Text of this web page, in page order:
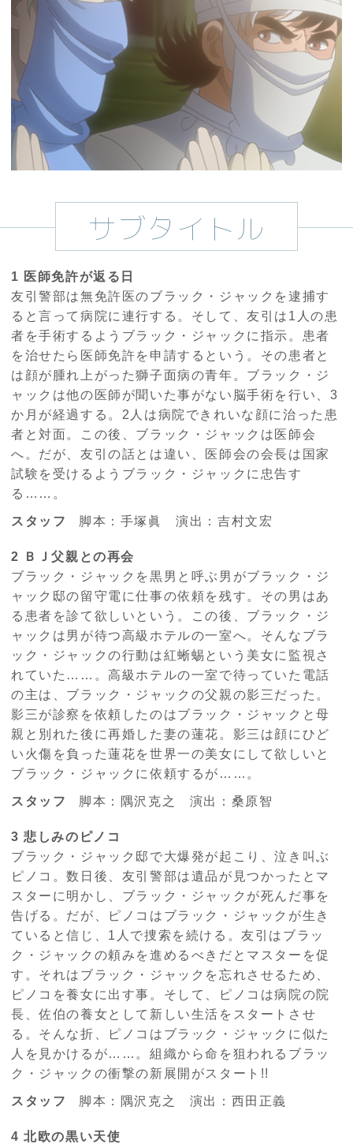
サブタイトル
1 医師免許が返る日
友引警部は無免許医のブラック・ジャックを逮捕す
ると言って病院に連行する。そして、友引は1人の患
者を手術するようブラック・ジャックに指示。患者
を治せたら医師免許を申請するという。その患者と
は顔が腫れ上がった獅子面病の青年。ブラック・ジ
ャックは他の医師が聞いた事がない脳手術を行い、3
か月が経過する。2人は病院できれいな顔に治った患
者と対面。この後、ブラック・ジャックは医師会
へ。だが、友引の話とは違い、医師会の会長は国家
試験を受けるようブラック・ジャックに忠告す
る……。
スタッフ 脚本：手塚眞 演出：吉村文宏
2 ＢＪ父親との再会
ブラック・ジャックを黒男と呼ぶ男がブラック・ジ
ャック邸の留守電に仕事の依頼を残す。その男はあ
る患者を診て欲しいという。この後、ブラック・ジ
ャックは男が待つ高級ホテルの一室へ。そんなブラ
ック・ジャックの行動は紅蜥蜴という美女に監視さ
れていた……。高級ホテルの一室で待っていた電話
の主は、ブラック・ジャックの父親の影三だった。
影三が診察を依頼したのはブラック・ジャックと母
親と別れた後に再婚した妻の蓮花。影三は顔にひど
い火傷を負った蓮花を世界一の美女にして欲しいと
ブラック・ジャックに依頼するが……。
スタッフ 脚本：隅沢克之 演出：桑原智
3 悲しみのピノコ
ブラック・ジャック邸で大爆発が起こり、泣き叫ぶ
ピノコ。数日後、友引警部は遺品が見つかったとマ
スターに明かし、ブラック・ジャックが死んだ事を
告げる。だが、ピノコはブラック・ジャックが生き
ていると信じ、1人で捜索を続ける。友引はブラッ
ク・ジャックの頼みを進めるべきだとマスターを促
す。それはブラック・ジャックを忘れさせるため、
ピノコを養女に出す事。そして、ピノコは病院の院
長、佐伯の養女として新しい生活をスタートさせ
る。そんな折、ピノコはブラック・ジャックに似た
人を見かけるが……。組織から命を狙われるブラッ
ク・ジャックの衝撃の新展開がスタート!!
スタッフ 脚本：隅沢克之 演出：西田正義
4 北欧の黒い天使